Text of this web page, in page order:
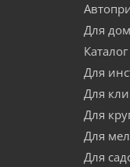
Для
Для
Для
Для
Для
Для